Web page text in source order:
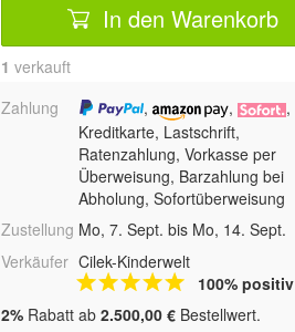
In den Warenkorb
1 verkauft
Zahlung
, ,
,
Kreditkarte, Lastschrift,
Ratenzahlung, Vorkasse per
Überweisung, Barzahlung bei
Abholung, Sofortüberweisung
Zustellung Mo, 7. Sept. bis Mo, 14. Sept.
Verkäufer Cilek-Kinderwelt
100% positiv
2% Rabatt ab 2.500,00 € Bestellwert.